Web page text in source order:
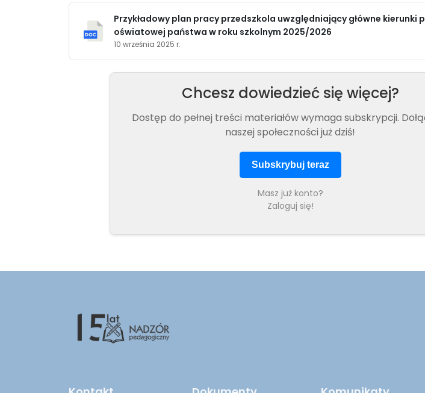
Przykładowy plan pracy przedszkola uwzględniający główne kierunki
oświatowej państwa w roku szkolnym 2025/2026
10 września 2025 r.
Chcesz dowiedzieć się więcej?
Dostęp do pełnej treści materiałów wymaga subskrypcji.
naszej społeczności już dziś!
Subskrybuj teraz
Masz już konto?
Zaloguj się!